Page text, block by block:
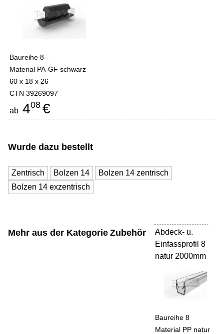
Baureihe 8--
Material PA-GF schwarz
60 x 18 x 26
CTN 39269097
ab 408 €
Wurde dazu bestellt
Zentrisch Bolzen 14
Bolzen 14 zentrisch
Bolzen 14 exzentrisch
Mehr aus der Kategorie Zubehör
Abdeck- u.
Einfassprofil 8
natur 2000mm
-
Baureihe 8
Material PP natur